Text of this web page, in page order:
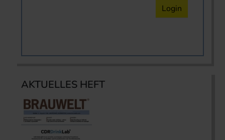
Login
AKTUELLES HEFT